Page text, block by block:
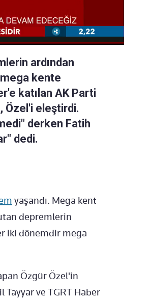
ardından
kente
katılan AK Parti
Özel'i eleştirdi.
derken Fatih
dedi.
yaşandı. Mega kent
depremlerin
iki dönemdir mega
Özgür Özel'in
Tayyar ve TGRT Haber